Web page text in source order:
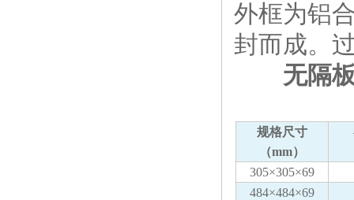
外框为铝
封而成。
无隔
规格尺寸
（mm）
305×305×69
484×484×69